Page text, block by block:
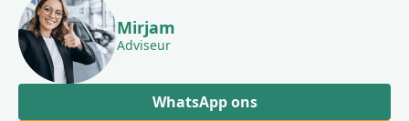
Mirjam
Adviseur
WhatsApp ons